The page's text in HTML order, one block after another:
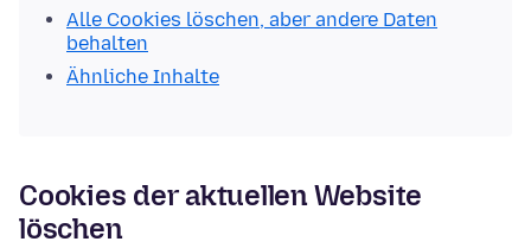
Alle Cookies löschen, aber andere Daten
behalten
Ähnliche Inhalte
Cookies der aktuellen Website
löschen